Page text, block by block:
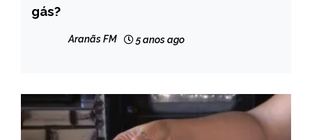
NOTÍCIAS
gás?
Aranãs FM 5 anos ago